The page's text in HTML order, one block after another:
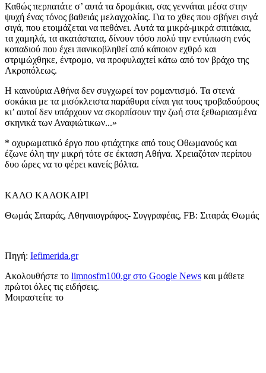
Καθώς περπατάτε σ’ αυτά τα δρομάκια, σας γεννάται μέσα στην
ψυχή ένας τόνος βαθειάς μελαγχολίας. Για το χθες που σβήνει σιγά
σιγά, που ετοιμάζεται να πεθάνει. Αυτά τα μικρά-μικρά σπιτάκια,
τα χαμηλά, τα ακατάστατα, δίνουν τόσο πολύ την εντύπωση ενός
κοπαδιού που έχει πανικοβληθεί από κάποιον εχθρό και
στριμώχθηκε, έντρομο, να προφυλαχτεί κάτω από τον βράχο της
Ακροπόλεως.
Η καινούρια Αθήνα δεν συγχωρεί τον ρομαντισμό. Τα στενά
σοκάκια με τα μισόκλειστα παράθυρα είναι για τους τροβαδούρους
κι’ αυτοί δεν υπάρχουν να σκορπίσουν την ζωή στα ξεθωριασμένα
σκηνικά των Αναφιώτικων...»
* οχυρωματικό έργο που φτιάχτηκε από τους Οθωμανούς και
έζωνε όλη την μικρή τότε σε έκταση Αθήνα. Χρειαζόταν περίπου
δυο ώρες να το φέρει κανείς βόλτα.
ΚΑΛΟ ΚΑΛΟΚΑΙΡΙ
Θωμάς Σιταράς, Αθηναιογράφος- Συγγραφέας, FB: Σιταράς Θωμάς
Πηγή: Iefimerida.gr
Ακολουθήστε το limnosfm100.gr στο Google News και μάθετε
πρώτοι όλες τις ειδήσεις.
Μοιραστείτε το